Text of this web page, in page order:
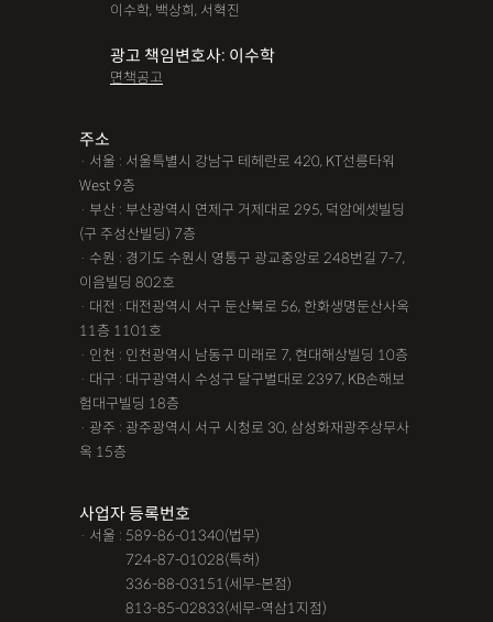
이수학, 백상희, 서혁진
광고 책임변호사: 이수학
면책공고
주소
· 서울 : 서울특별시 강남구 테헤란로 420, KT선릉타워
West 9층
· 부산 : 부산광역시 연제구 거제대로 295, 덕암에셋빌딩
(구 주성산빌딩) 7층
· 수원 : 경기도 수원시 영통구 광교중앙로 248번길 7-7,
이음빌딩 802호
· 대전 : 대전광역시 서구 둔산북로 56, 한화생명둔산사옥
11층 1101호
· 인천 : 인천광역시 남동구 미래로 7, 현대해상빌딩 10층
· 대구 : 대구광역시 수성구 달구벌대로 2397, KB손해보
험대구빌딩 18층
· 광주 : 광주광역시 서구 시청로 30, 삼성화재광주상무사
옥 15층
사업자 등록번호
· 서울 : 589-86-01340(법무)
724-87-01028(특허)
336-88-03151(세무-본점)
813-85-02833(세무-역삼1지점)